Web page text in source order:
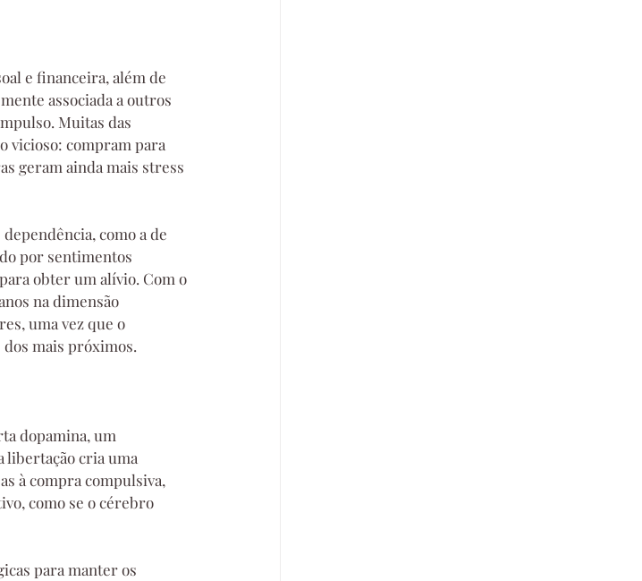
e financeira, além de
associada a outros
Muitas das
vicioso: compram para
geram ainda mais stress
como a de
por sentimentos
obter um alívio. Com o
na dimensão
uma vez que o
mais próximos.
dopamina, um
libertação cria uma
à compra compulsiva,
como se o cérebro
para manter os